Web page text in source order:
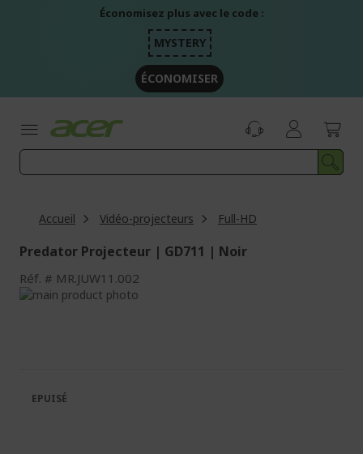
Économisez plus avec le code :
MYSTERY
ÉCONOMISER
Accueil Vidéo-projecteurs Full-HD
Predator Projecteur | GD711 | Noir
Réf. MR.JUW11.002
Passer
galerie
d’images
Galerie
d’images
EPUISÉ